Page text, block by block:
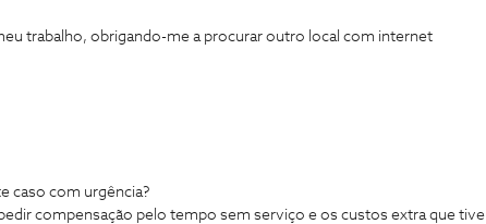
trabalho, obrigando-me a procurar outro local com internet
caso com urgência?
compensação pelo tempo sem serviço e os custos extra que tive